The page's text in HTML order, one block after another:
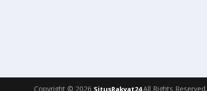
Copyright © 2026 All Rights Reserved.